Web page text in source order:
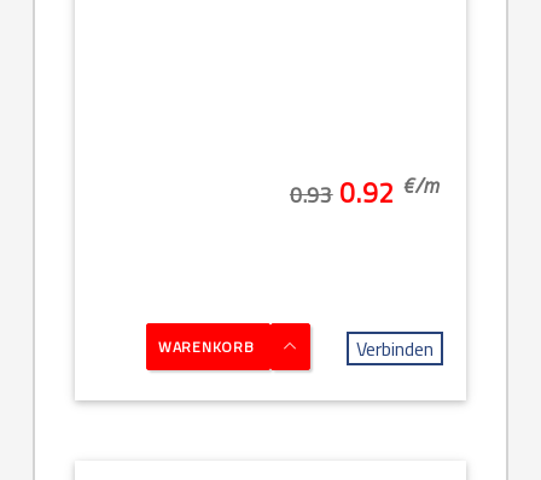
0.93 0.92 €/m
WARENKORB Verbinden